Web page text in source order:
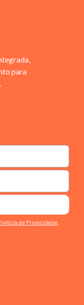
para
de Privacidade